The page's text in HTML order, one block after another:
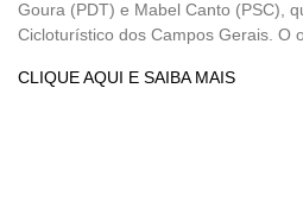
Goura (PDT) e Mabel Canto (PSC),
Cicloturístico dos Campos Gerais. O
CLIQUE AQUI E SAIBA MAIS